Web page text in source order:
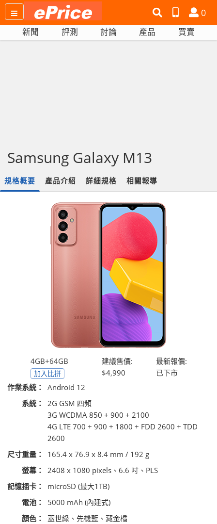
搜
尋
產
品
比
會
員
0
新聞 評測 討論 產品 買賣
Samsung Galaxy M13
規格概要 產品介紹 詳細規格 相關報導
4GB+64GB
加入比拼
建議售價:
$4,990
最新報價:
已下市
作業系統：
Android 12
系統：
2G GSM 四頻
3G WCDMA 850 + 900 + 2100
4G LTE 700 + 900 + 1800 + FDD 2600 + TDD
2600
尺寸重量：
165.4 x 76.9 x 8.4 mm / 192 g
螢幕：
2408 x 1080 pixels、6.6 吋、PLS
記憶插卡：
microSD (最大1TB)
電池：
5000 mAh (內建式)
顏色：
蓋世綠、先機藍、藏金橘